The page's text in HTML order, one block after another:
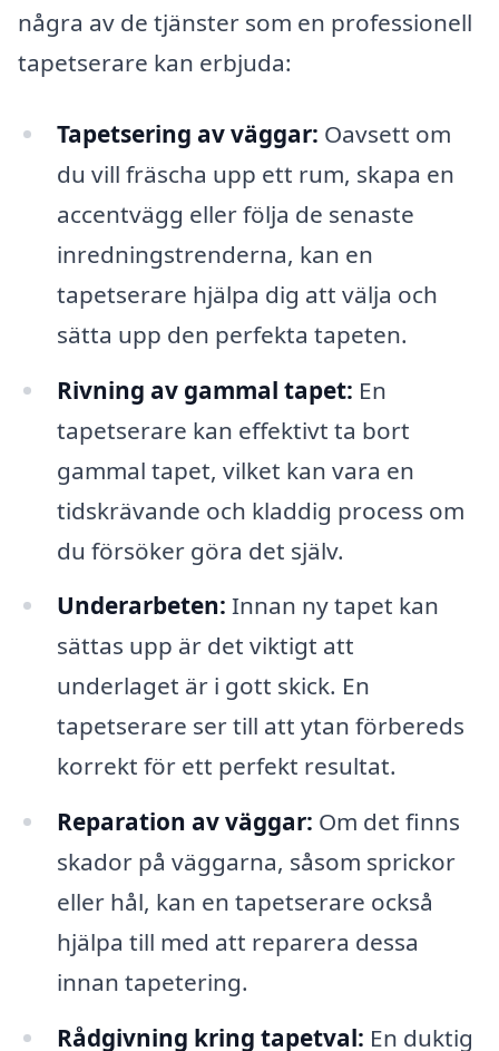
några av de tjänster som en professionell
tapetserare kan erbjuda:
Tapetsering av väggar: Oavsett om
du vill fräscha upp ett rum, skapa en
accentvägg eller följa de senaste
inredningstrenderna, kan en
tapetserare hjälpa dig att välja och
sätta upp den perfekta tapeten.
Rivning av gammal tapet: En
tapetserare kan effektivt ta bort
gammal tapet, vilket kan vara en
tidskrävande och kladdig process om
du försöker göra det själv.
Underarbeten: Innan ny tapet kan
sättas upp är det viktigt att
underlaget är i gott skick. En
tapetserare ser till att ytan förbereds
korrekt för ett perfekt resultat.
Reparation av väggar: Om det finns
skador på väggarna, såsom sprickor
eller hål, kan en tapetserare också
hjälpa till med att reparera dessa
innan tapetering.
Rådgivning kring tapetval: En duktig